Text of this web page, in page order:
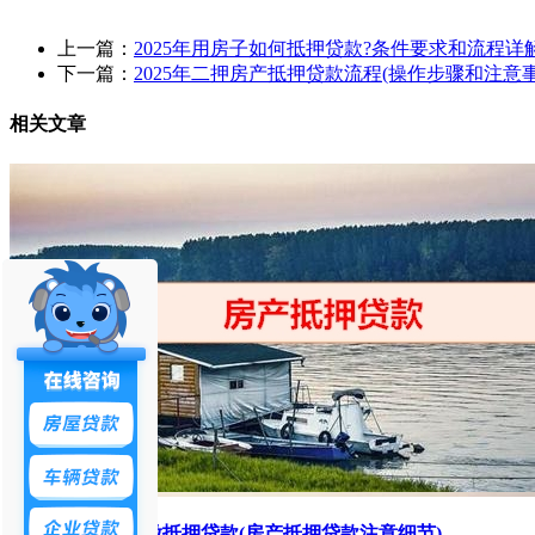
上一篇： 2025年用房子如何抵押贷款?条件要求和流程详
下一篇： 2025年二押房产抵押贷款流程(操作步骤和注意
相关文章